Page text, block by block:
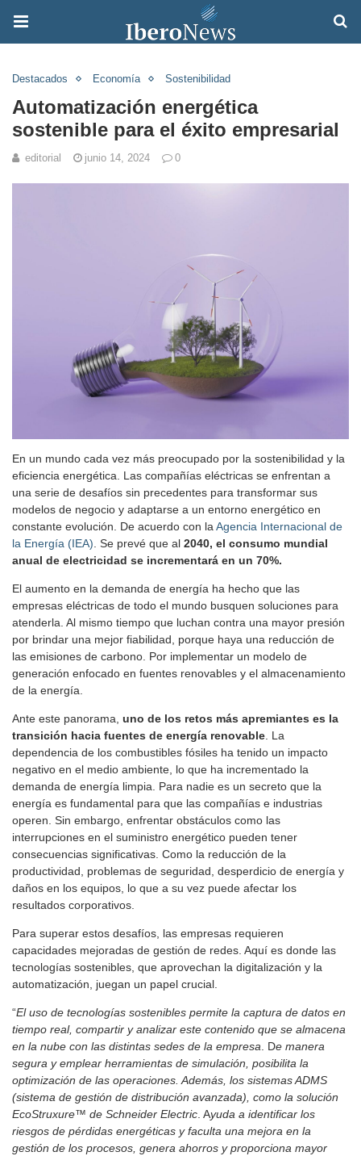
Destacados Economía Sostenibilidad
Automatización energética
sostenible para el éxito empresarial
editorial junio 14, 2024 0
En un mundo cada vez más preocupado por la sostenibilidad y la
eficiencia energética. Las compañías eléctricas se enfrentan a
una serie de desafíos sin precedentes para transformar sus
modelos de negocio y adaptarse a un entorno energético en
constante evolución. De acuerdo con la Agencia Internacional de
la Energía (IEA) . Se prevé que al 2040, el consumo mundial
anual de electricidad se incrementará en un 70%.
El aumento en la demanda de energía ha hecho que las
empresas eléctricas de todo el mundo busquen soluciones para
atenderla. Al mismo tiempo que luchan contra una mayor presión
por brindar una mejor fiabilidad, porque haya una reducción de
las emisiones de carbono. Por implementar un modelo de
generación enfocado en fuentes renovables y el almacenamiento
de la energía.
Ante este panorama, uno de los retos más apremiantes es la
transición hacia fuentes de energía renovable . La
dependencia de los combustibles fósiles ha tenido un impacto
negativo en el medio ambiente, lo que ha incrementado la
demanda de energía limpia. Para nadie es un secreto que la
energía es fundamental para que las compañías e industrias
operen. Sin embargo, enfrentar obstáculos como las
interrupciones en el suministro energético pueden tener
consecuencias significativas. Como la reducción de la
productividad, problemas de seguridad, desperdicio de energía y
daños en los equipos, lo que a su vez puede afectar los
resultados corporativos.
Para superar estos desafíos, las empresas requieren
capacidades mejoradas de gestión de redes. Aquí es donde las
tecnologías sostenibles, que aprovechan la digitalización y la
automatización, juegan un papel crucial.
“El uso de tecnologías sostenibles permite la captura de datos en
tiempo real, compartir y analizar este contenido que se almacena
en la nube con las distintas sedes de la empresa . De manera
segura y emplear herramientas de simulación, posibilita la
optimización de las operaciones. Además, los sistemas ADMS
(sistema de gestión de distribución avanzada), como la solución
EcoStruxure™ de Schneider Electric . Ayuda a identificar los
riesgos de pérdidas energéticas y faculta una mejora en la
gestión de los procesos, genera ahorros y proporciona mayor